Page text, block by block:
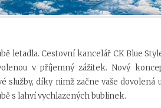
letadla. Cestovní kancelář CK Blue
v příjemný zážitek. Nový
služby, díky nimž začne vaše dovolená
s lahví vychlazených bublinek.